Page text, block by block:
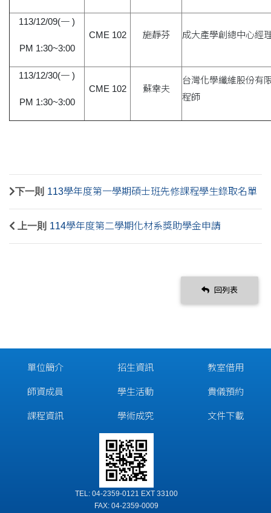
113/12/09(一 )
PM 1:30~3:00
CME 102 施靜芬 成大產學創總中心經
113/12/30(一 )
PM 1:30~3:00
CME 102 蘇幸夫
台灣化學纖維股份有
程師
下一則 113學年度第一學期碩士班先修課程學生錄取名單
上一則 114學年度第二學期化材系獎助學金申請
回列表
單位簡介
師資成員
課程資訊
招生資訊
學生活動
學術成究
教室借用
貴儀預約
文件下載
TEL: 04-2359-0121 EXT 33100
FAX: 04-2359-0009